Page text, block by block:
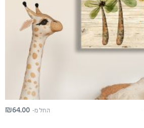
החל מ- ₪64.00